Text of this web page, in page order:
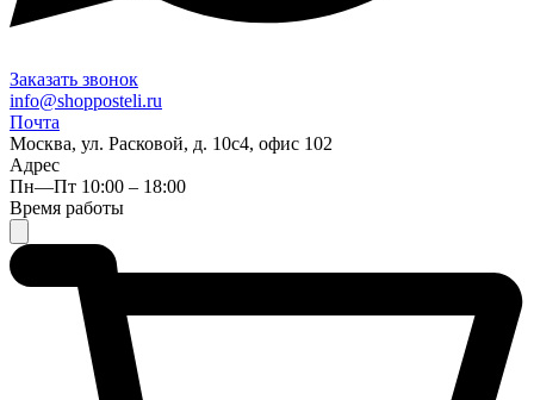
Заказать звонок
info@shopposteli.ru
Почта
Москва, ул. Расковой, д. 10с4, офис 102
Адрес
Пн—Пт 10:00 – 18:00
Время работы